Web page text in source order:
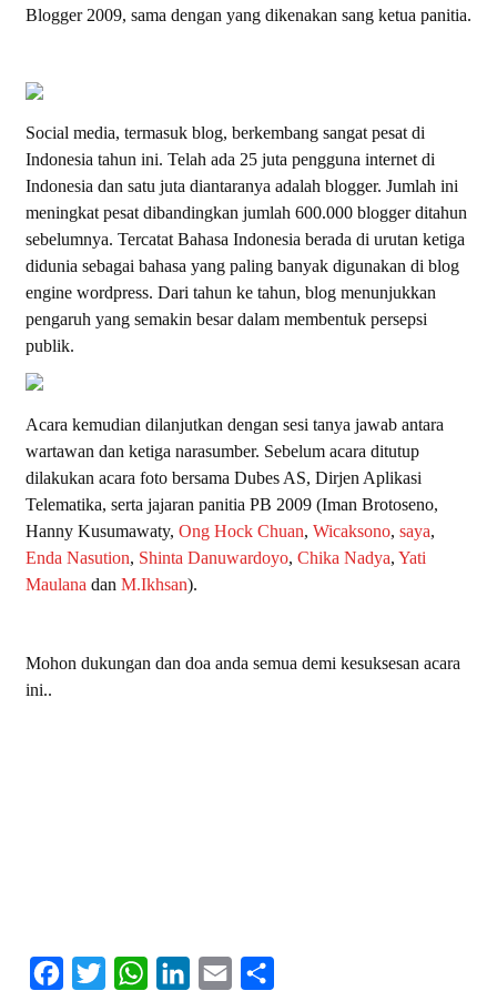
Blogger 2009, sama dengan yang dikenakan sang ketua panitia.
Social media, termasuk blog, berkembang sangat pesat di
Indonesia tahun ini. Telah ada 25 juta pengguna internet di
Indonesia dan satu juta diantaranya adalah blogger. Jumlah ini
meningkat pesat dibandingkan jumlah 600.000 blogger ditahun
sebelumnya. Tercatat Bahasa Indonesia berada di urutan ketiga
didunia sebagai bahasa yang paling banyak digunakan di blog
engine wordpress. Dari tahun ke tahun, blog menunjukkan
pengaruh yang semakin besar dalam membentuk persepsi
publik.
Acara kemudian dilanjutkan dengan sesi tanya jawab antara
wartawan dan ketiga narasumber. Sebelum acara ditutup
dilakukan acara foto bersama Dubes AS, Dirjen Aplikasi
Telematika, serta jajaran panitia PB 2009 (Iman Brotoseno,
Hanny Kusumawaty, Ong Hock Chuan, Wicaksono, saya,
Enda Nasution, Shinta Danuwardoyo, Chika Nadya, Yati
Maulana dan M.Ikhsan).
Mohon dukungan dan doa anda semua demi kesuksesan acara
ini..
W